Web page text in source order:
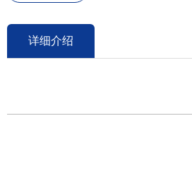
详细介绍